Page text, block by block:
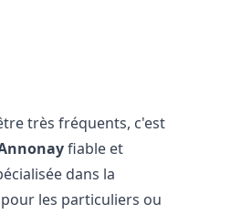
très fréquents, c'est
fiable et
dans la
les particuliers ou